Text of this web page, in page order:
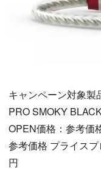
キャンペーン対象製
PRO SMOKY
OPEN価格：参考価
参考価格 プライス
円